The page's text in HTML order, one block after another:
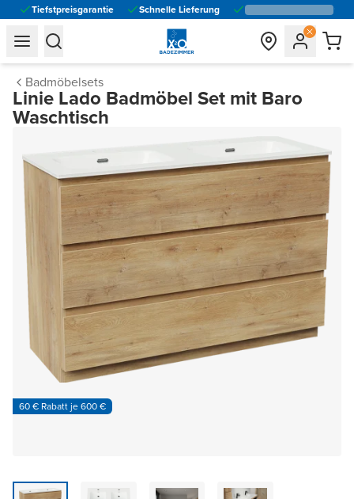
Tiefstpreisgarantie Schnelle Lieferung
general.navigation.toggle_menu.label
general.navigation.toggle_menu.label
Badmöbelsets
Linie Lado Badmöbel Set mit Baro
Waschtisch
60 € Rabatt je 600 €